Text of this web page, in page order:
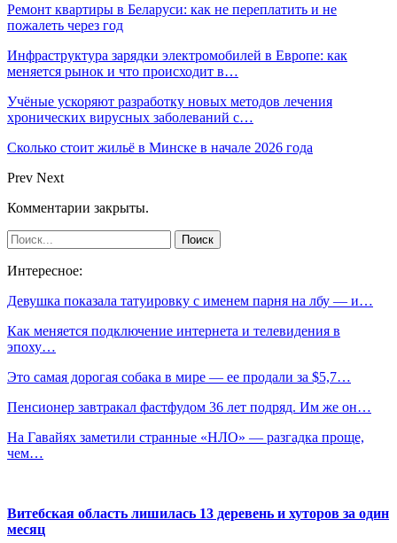
Ремонт квартиры в Беларуси: как не переплатить и не
пожалеть через год
Инфраструктура зарядки электромобилей в Европе: как
меняется рынок и что происходит в…
Учёные ускоряют разработку новых методов лечения
хронических вирусных заболеваний с…
Сколько стоит жильё в Минске в начале 2026 года
Prev Next
Комментарии закрыты.
Интересное:
Девушка показала татуировку с именем парня на лбу — и…
Как меняется подключение интернета и телевидения в
эпоху…
Это самая дорогая собака в мире — ее продали за $5,7…
Пенсионер завтракал фастфудом 36 лет подряд. Им же он…
На Гавайях заметили странные «НЛО» — разгадка проще,
чем…
Витебская область лишилась 13 деревень и хуторов за один
месяц